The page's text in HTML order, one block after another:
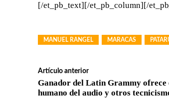
[/et_pb_text][/et_pb_column][/
MANUEL RANGEL MARACAS
Artículo anterior
Ganador del Latin Grammy
humano del audio y otros